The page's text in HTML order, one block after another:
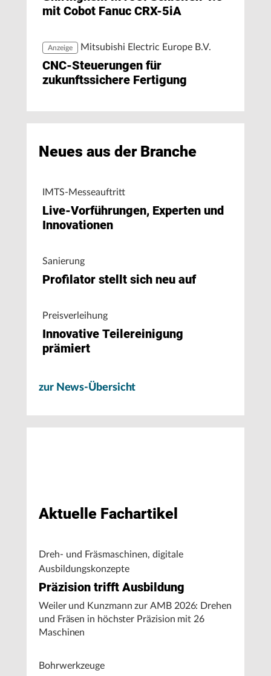
mit Cobot Fanuc CRX-5iA
Anzeige Mitsubishi Electric Europe B.V.
CNC-Steuerungen für
zukunftssichere Fertigung
Neues aus der Branche
IMTS-Messeauftritt
Live-Vorführungen, Experten und
Innovationen
Sanierung
Profilator stellt sich neu auf
Preisverleihung
Innovative Teilereinigung
prämiert
zur News-Übersicht
Aktuelle Fachartikel
Dreh- und Fräsmaschinen, digitale
Ausbildungskonzepte
Präzision trifft Ausbildung
Weiler und Kunzmann zur AMB 2026: Drehen
und Fräsen in höchster Präzision mit 26
Maschinen
Bohrwerkzeuge